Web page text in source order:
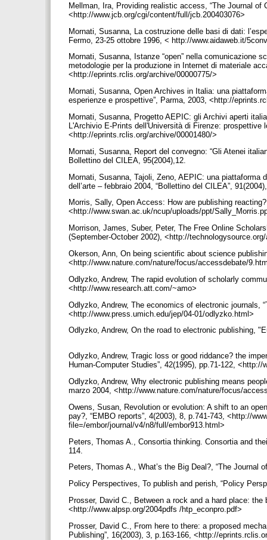
Mellman, Ira, Providing realistic access, “The Journal of
<http://www.jcb.org/cgi/content/full/jcb.200403076>
Mornati, Susanna, La costruzione delle basi di dati:
Fermo, 23-25 ottobre 1996, < http://www.aidaweb.it/
Mornati, Susanna, Istanze “open” nella comunicazione
metodologie per la produzione in Internet di materiale
<http://eprints.rclis.org/archive/00000775/>
Mornati, Susanna, Open Archives in Italia: una
esperienze e prospettive”, Parma, 2003, <http://
Mornati, Susanna, Progetto AEPIC: gli Archivi aperti
L'Archivio E-Prints dell'Università di Firenze:
<http://eprints.rclis.org/archive/00001480/>
Mornati, Susanna, Report del convegno: “Gli Atenei
Bollettino del CILEA, 95(2004),12.
Mornati, Susanna, Tajoli, Zeno, AEPIC: una piattaforma
dell’arte – febbraio 2004, “Bollettino del CILEA”,
Morris, Sally, Open Access: How are publishing
<http://www.swan.ac.uk/ncup/uploads/ppt/
Morrison, James, Suber, Peter, The Free Online
(September-October 2002), <http://
Okerson, Ann, On being scientific about science
<http://www.nature.com/nature/focus/accessdebate/
Odlyzko, Andrew, The rapid evolution of scholarly
<http://www.research.att.com/~amo>
Odlyzko, Andrew, The economics of electronic journals,
<http://www.press.umich.edu/jep/04-01/odlyzko.html>
Odlyzko, Andrew, On the road to electronic publishing,
Odlyzko, Andrew, Tragic loss or good riddance? the
Human-Computer Studies”, 42(1995), pp.71-122,
Odlyzko, Andrew, Why electronic publishing means
marzo 2004, <http://www.nature.com/nature/focus/
Owens, Susan, Revolution or evolution: A shift to an
pay?, “EMBO reports”, 4(2003), 8, p.741-743, <http://
file=/embor/journal/v4/n8/full/embor913.html>
Peters, Thomas A., Consortia thinking. Consortia and
114.
Peters, Thomas A., What’s the Big Deal?, “The Journal
Policy Perspectives, To publish and perish, “Policy
Prosser, David C., Between a rock and a hard place:
<http://www.alpsp.org/2004pdfs /htp_econpro.pdf>
Prosser, David C., From here to there: a proposed
Publishing”, 16(2003), 3, p.163-166, <http://